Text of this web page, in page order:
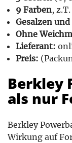
9 Farben,
Gesalzen
Ohne
Lieferant:
Preis:
Berkley
als nur
Berkley
Wirkung auf